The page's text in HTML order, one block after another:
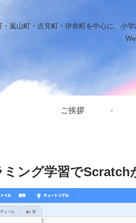
・嵐山町・吉見町・伊奈町を中心に、小
ご挨拶
ミング学習でScratch